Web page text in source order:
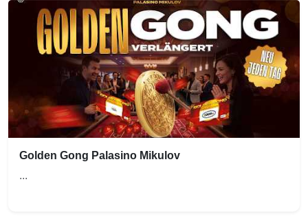
Golden Gong Palasino Mikulov
...